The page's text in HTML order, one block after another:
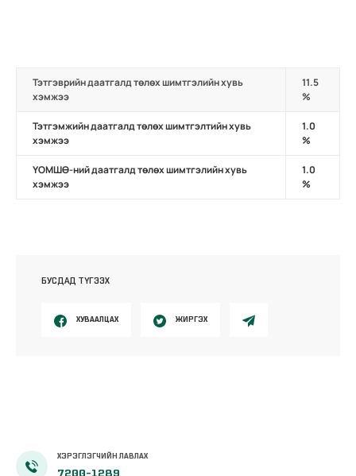
Тэтгэврийн даатгалд төлөх шимтгэлийн хувь
хэмжээ
11.5
%
Тэтгэмжийн даатгалд төлөх шимтгэлтийн хувь
хэмжээ
1.0
%
ҮОМШӨ-ний даатгалд төлөх шимтгэлийн хувь
хэмжээ
1.0
%
БУСДАД ТҮГЭЭХ
ХУВААЛЦАХ ЖИРГЭХ
ХЭРЭГЛЭГЧИЙН ЛАВЛАХ
7200-1289